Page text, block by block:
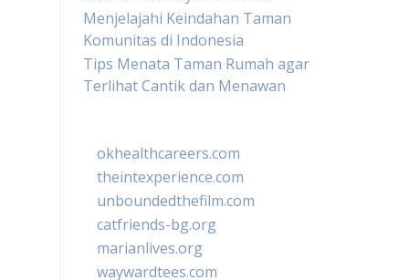
Menjelajahi Keindahan Taman
Komunitas di Indonesia
Tips Menata Taman Rumah agar
Terlihat Cantik dan Menawan
okhealthcareers.com
theintexperience.com
unboundedthefilm.com
catfriends-bg.org
marianlives.org
waywardtees.com